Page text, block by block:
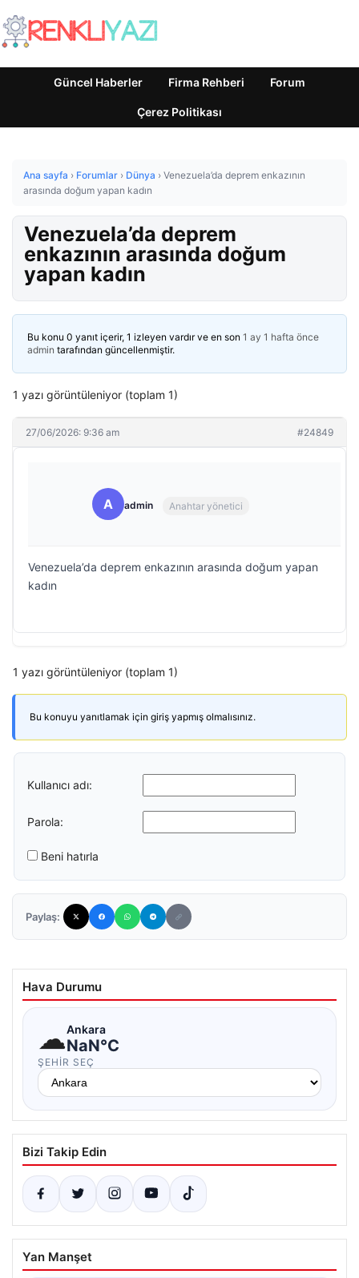
Güncel Haberler Firma Rehberi Forum
Çerez Politikası
Ana sayfa › Forumlar › Dünya › Venezuela’da deprem enkazının
arasında doğum yapan kadın
Venezuela’da deprem
enkazının arasında doğum
yapan kadın
Bu konu 0 yanıt içerir, 1 izleyen vardır ve en son 1 ay 1 hafta önce
admin tarafından güncellenmiştir.
1 yazı görüntüleniyor (toplam 1)
27/06/2026: 9:36 am #24849
A admin Anahtar yönetici
Venezuela’da deprem enkazının arasında doğum yapan
kadın
1 yazı görüntüleniyor (toplam 1)
Bu konuyu yanıtlamak için giriş yapmış olmalısınız.
Kullanıcı adı:
Parola:
Beni hatırla
Paylaş:
Hava Durumu
☁Ankara
NaN°C
ŞEHIR SEÇ
Bizi Takip Edin
Yan Manşet